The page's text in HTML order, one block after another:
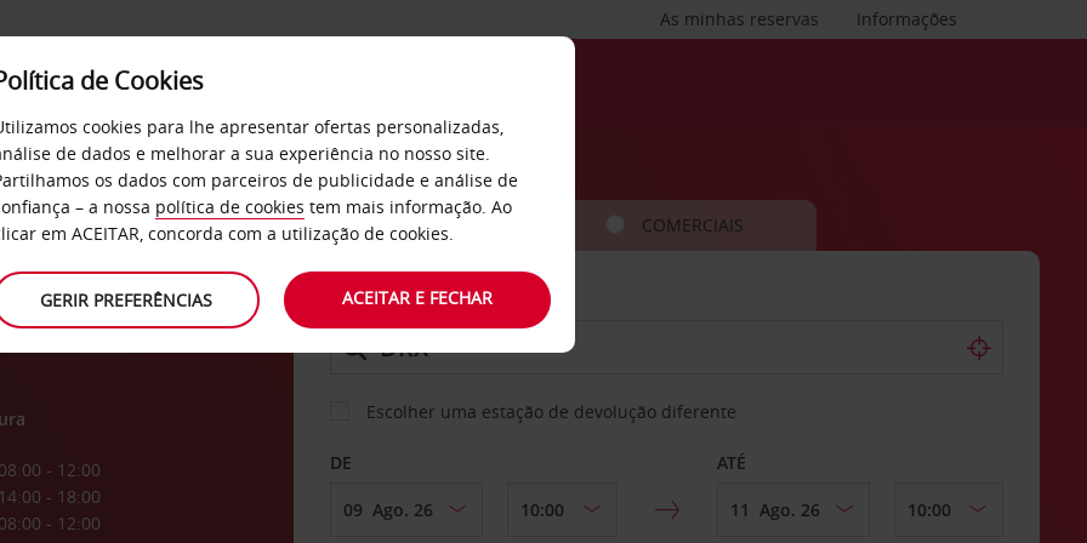
Informações
As minhas reservas
SERVIÇOS EMPRESAS
08:00 - 12:00
14:00 - 18:00
08:00 - 12:00
CARRO COMERCIAIS
LEVANTAR EM
Escolher uma estação de devolução diferente
DE ATÉ
de Cookies
cookies para lhe apresentar ofertas personalizadas,
de dados e melhorar a sua experiência no nosso site.
os dados com parceiros de publicidade e análise de
– a nossa política de cookies tem mais informação. Ao
em ACEITAR, concorda com a utilização de cookies.
GERIR PREFERÊNCIAS ACEITAR E FECHAR